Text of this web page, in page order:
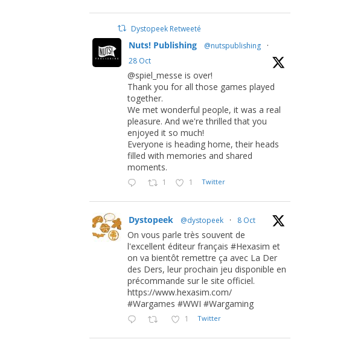
Dystopeek Retweeté
Nuts! Publishing @nutspublishing
·
28 Oct
@spiel_messe is over!
Thank you for all those games played
together.
We met wonderful people, it was a real
pleasure. And we're thrilled that you
enjoyed it so much!
Everyone is heading home, their heads
filled with memories and shared
moments.
1 1 Twitter
Dystopeek @dystopeek · 8 Oct
On vous parle très souvent de
l'excellent éditeur français #Hexasim et
on va bientôt remettre ça avec La Der
des Ders, leur prochain jeu disponible en
précommande sur le site officiel.
https://www.hexasim.com/
#Wargames #WWI #Wargaming
1 Twitter